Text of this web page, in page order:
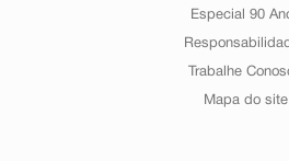
Especial 90
Trabalhe
Mapa do site